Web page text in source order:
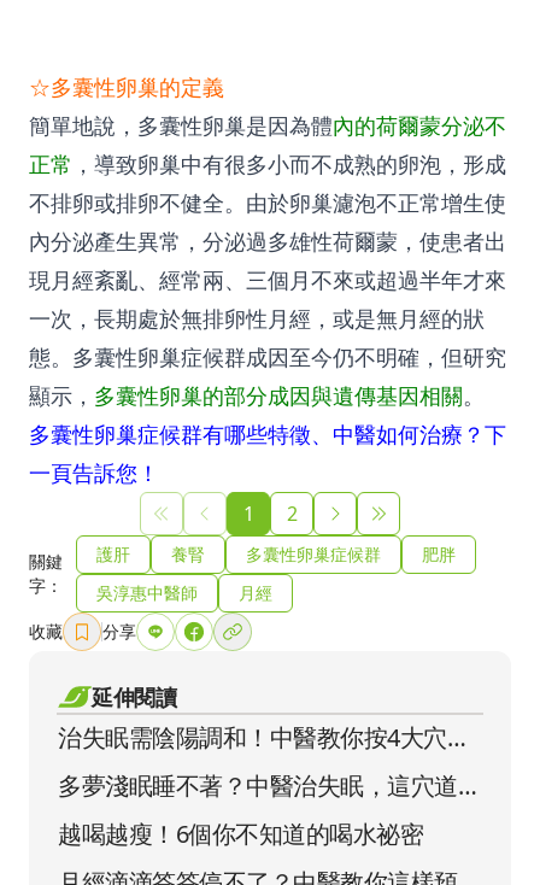
☆多囊性卵巢的定義
簡單地說，多囊性卵巢是因為體內的荷爾蒙分泌不
正常 ，導致卵巢中有很多小而不成熟的卵泡，形成
不排卵或排卵不健全。由於卵巢濾泡不正常增生使
內分泌產生異常，分泌過多雄性荷爾蒙，使患者出
現月經紊亂、經常兩、三個月不來或超過半年才來
一次，長期處於無排卵性月經，或是無月經的狀
態。多囊性卵巢症候群成因至今仍不明確，但研究
顯示， 多囊性卵巢的部分成因與遺傳基因相關。
多囊性卵巢症候群有哪些特徵、中醫如何治療？下
一頁告訴您！
1 2
關鍵
字：
護肝 養腎 多囊性卵巢症候群
肥胖
吳淳惠中醫師
月經
收藏
分享
延伸閱讀
治失眠需陰陽調和！中醫教你按4大穴
位，鎮靜安神最能好眠
多夢淺眠睡不著？中醫治失眠，這穴道按
了更好睡
越喝越瘦！6個你不知道的喝水祕密